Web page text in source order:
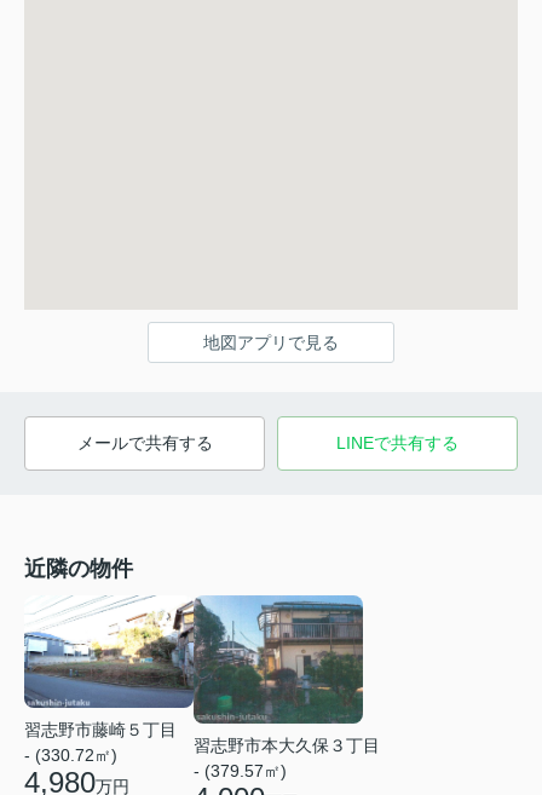
地図アプリで見る
メールで共有する LINEで共有する
近隣の物件
習志野市藤崎５丁目
- (330.72㎡)
4,980万円
習志野市本大久保３丁目
- (379.57㎡)